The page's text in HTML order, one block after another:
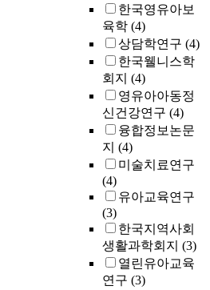
한국영유아보
육학 (4)
상담학연구 (4)
한국웰니스학
회지 (4)
영유아아동정
신건강연구 (4)
융합정보논문
지 (4)
미술치료연구
(4)
유아교육연구
(3)
한국지역사회
생활과학회지 (3)
열린유아교육
연구 (3)